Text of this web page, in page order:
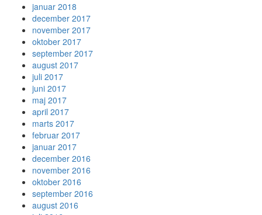
januar 2018
december 2017
november 2017
oktober 2017
september 2017
august 2017
juli 2017
juni 2017
maj 2017
april 2017
marts 2017
februar 2017
januar 2017
december 2016
november 2016
oktober 2016
september 2016
august 2016